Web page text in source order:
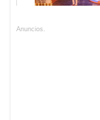
Anuncios.